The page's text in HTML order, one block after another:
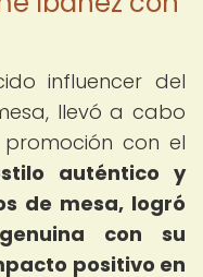
influencer del
llevó a cabo
con el
auténtico y
de mesa, logró
con su
positivo en